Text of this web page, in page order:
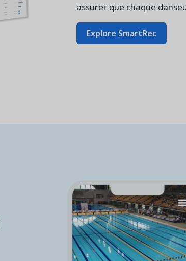
assurer que chaque
Explore SmartRec